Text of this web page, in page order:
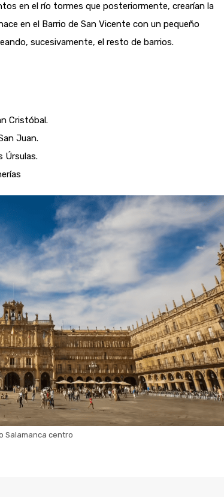
en el río tormes que posteriormente, crearían la
en el Barrio de San Vicente con un pequeño
sucesivamente, el resto de barrios.
Cristóbal.
Juan.
Úrsulas.
Salamanca centro